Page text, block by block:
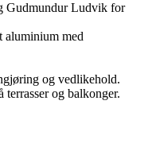
Gudmundur Ludvik for
aluminium med
og vedlikehold.
og balkonger.